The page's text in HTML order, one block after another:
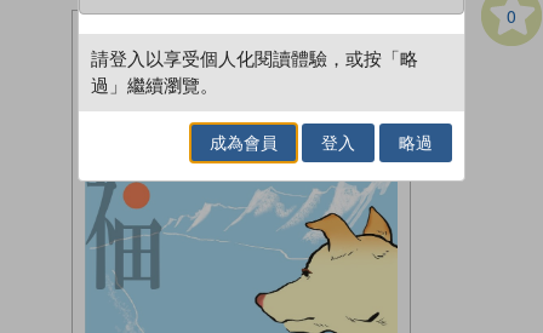
0
請登入以享受個人化閱讀體驗，或按「略
過」繼續瀏覽。
成為會員 登入 略過